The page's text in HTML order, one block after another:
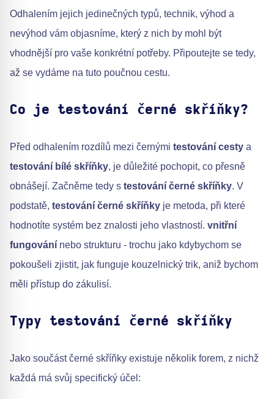
Odhalením jejich jedinečných typů, technik, výhod a
nevýhod vám objasníme, který z nich by mohl být
vhodnější pro vaše konkrétní potřeby. Připoutejte se tedy,
až se vydáme na tuto poučnou cestu.
Co je testování černé skříňky?
Před odhalením rozdílů mezi černými testování cesty a
testování bílé skříňky, je důležité pochopit, co přesně
obnášejí. Začněme tedy s testování černé skříňky. V
podstatě, testování černé skříňky je metoda, při které
hodnotíte systém bez znalosti jeho vlastností. vnitřní
fungování nebo strukturu - trochu jako kdybychom se
pokoušeli zjistit, jak funguje kouzelnický trik, aniž bychom
měli přístup do zákulisí.
Typy testování černé skříňky
Jako součást černé skříňky existuje několik forem, z nichž
každá má svůj specifický účel: